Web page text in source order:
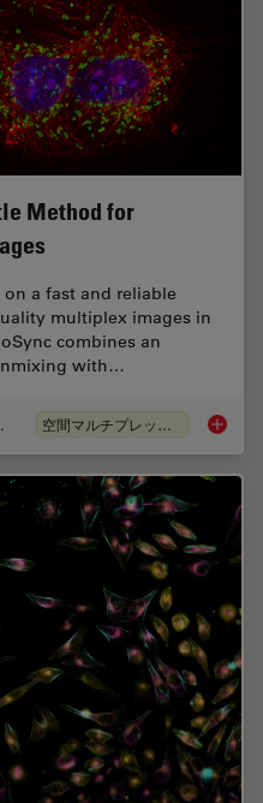
Method for
a fast and reliable
multiplex images in
combines an
with…
ー 空間マルチプレックス